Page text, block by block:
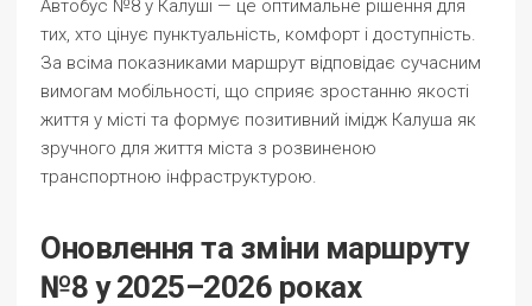
Автобус №8 у Калуші — це оптимальне рішення для
тих, хто цінує пунктуальність, комфорт і доступність.
За всіма показниками маршрут відповідає сучасним
вимогам мобільності, що сприяє зростанню якості
життя у місті та формує позитивний імідж Калуша як
зручного для життя міста з розвиненою
транспортною інфраструктурою.
Оновлення та зміни маршруту
№8 у 2025–2026 роках